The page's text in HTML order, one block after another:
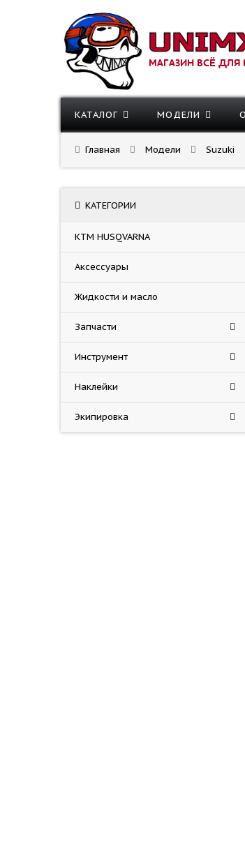
МАГАЗИН ВСЁ
КАТАЛОГ МОДЕЛИ
Главная Модели Suzuki
КАТЕГОРИИ
KTM HUSQVARNA
Аксессуары
Жидкости и масло
Запчасти
Инструмент
Наклейки
Экипировка